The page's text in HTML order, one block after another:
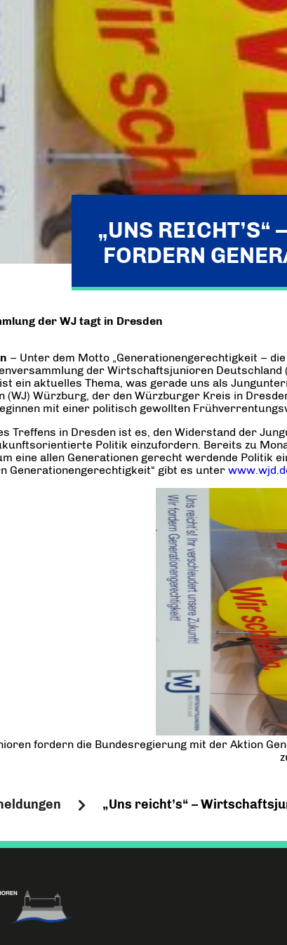
„UNS
FORDERN
der WJ tagt in Dresden
– Unter dem Motto „Generationengerechtigkeit –
der Wirtschaftsjunioren
ein aktuelles Thema, was gerade uns als
Würzburg, der den Würzburger Kreis in
mit einer politisch gewollten
Treffens in Dresden ist es, den Widerstand der
Politik einzufordern. Bereits zu
eine allen Generationen gerecht werdende Politik
Generationengerechtigkeit“ gibt es unter
fordern die Bundesregierung mit der Aktion
„Uns reicht’s“ –